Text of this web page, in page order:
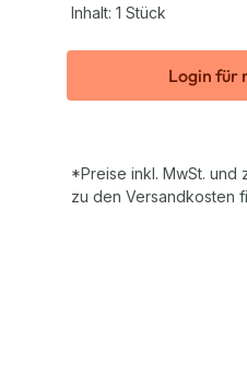
Inhalt: 1 Stück
Login für
*Preise inkl. MwSt. und
zu den Versandkosten